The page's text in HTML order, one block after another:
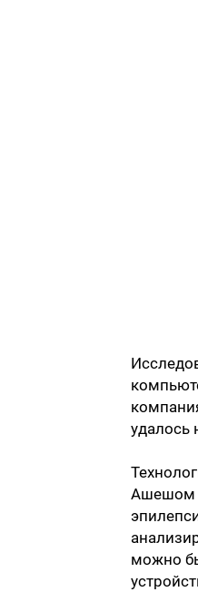
удалось
Ашешом
можно